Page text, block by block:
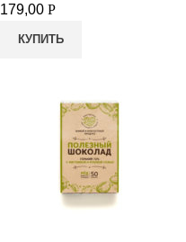
179,00 Р
КУПИТЬ